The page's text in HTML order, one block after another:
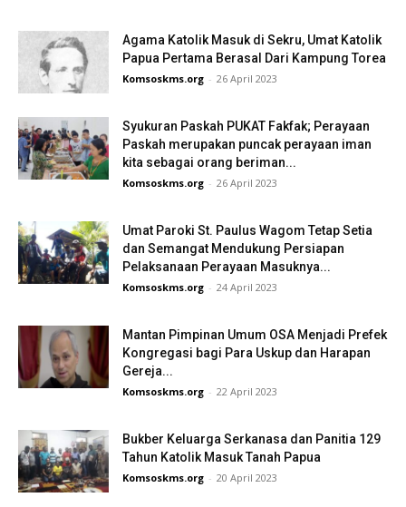
Agama Katolik Masuk di Sekru, Umat Katolik
Papua Pertama Berasal Dari Kampung Torea
Komsoskms.org - 26 April 2023
Syukuran Paskah PUKAT Fakfak; Perayaan
Paskah merupakan puncak perayaan iman
kita sebagai orang beriman...
Komsoskms.org - 26 April 2023
Umat Paroki St. Paulus Wagom Tetap Setia
dan Semangat Mendukung Persiapan
Pelaksanaan Perayaan Masuknya...
Komsoskms.org - 24 April 2023
Mantan Pimpinan Umum OSA Menjadi Prefek
Kongregasi bagi Para Uskup dan Harapan
Gereja...
Komsoskms.org - 22 April 2023
Bukber Keluarga Serkanasa dan Panitia 129
Tahun Katolik Masuk Tanah Papua
Komsoskms.org - 20 April 2023